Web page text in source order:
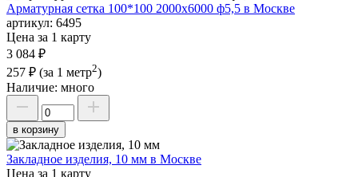
Арматурная сетка 100*100 2000х6000 ф5,5 в Москве
артикул: 6495
Цена за 1 карту
3 084 ₽
257 ₽ (за 1 метр2)
Наличие: много
в корзину
Закладное изделия, 10 мм в Москве
Цена за 1 карту